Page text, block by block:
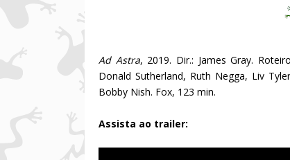
Ad Astra, 2019. Dir.: James Gray.
Donald Sutherland, Ruth Negga, Liv
Bobby Nish. Fox, 123 min.
Assista ao trailer: